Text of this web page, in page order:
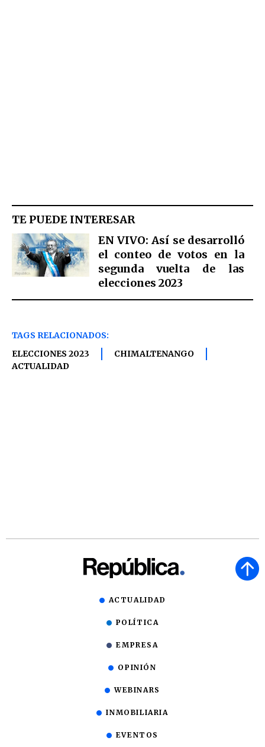
TE PUEDE INTERESAR
EN VIVO: Así se desarrolló
el conteo de votos en la
segunda vuelta de las
elecciones 2023
TAGS RELACIONADOS:
ELECCIONES 2023
CHIMALTENANGO
ACTUALIDAD
ACTUALIDAD
POLÍTICA
EMPRESA
OPINIÓN
WEBINARS
INMOBILIARIA
EVENTOS